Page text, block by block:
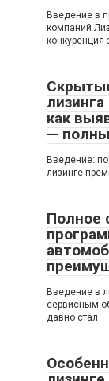
Введение в
компаний
конкуренция
как
—
Введение:
лизинге
Полное
Введение в
сервисным
давно стал